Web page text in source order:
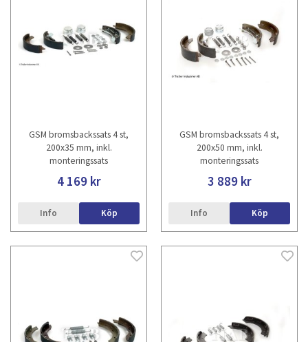
GSM bromsbackssats 4 st,
200x35 mm, inkl.
monteringssats
4 169 kr
Info Köp
GSM bromsbackssats 4 st,
200x50 mm, inkl.
monteringssats
3 889 kr
Info Köp